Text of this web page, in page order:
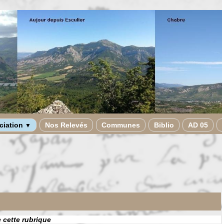
▼ Nos Relevés Communes Biblio AD 05
cette rubrique